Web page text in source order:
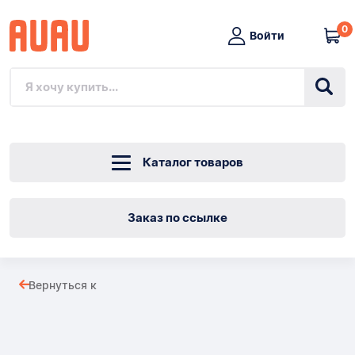
Войти
0
Каталог товаров
Заказ по ссылке
Вернуться к